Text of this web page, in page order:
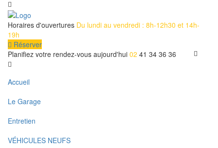
Horaires d'ouvertures Du lundi au vendredi : 8h-12h30 et 14h-
19h
Réserver
Planifiez votre rendez-vous aujourd'hui 02 41 34 36 36
Accueil
Le Garage
Entretien
VÉHICULES NEUFS